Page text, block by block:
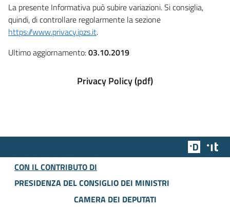
La presente Informativa può subire variazioni. Si consiglia,
quindi, di controllare regolarmente la sezione
https://www.privacy.ipzs.it.
Ultimo aggiornamento:03.10.2019
Privacy Policy (pdf)
Team
CON IL CONTRIBUTO DI
PRESIDENZA DEL CONSIGLIO DEI MINISTRI
CAMERA DEI DEPUTATI